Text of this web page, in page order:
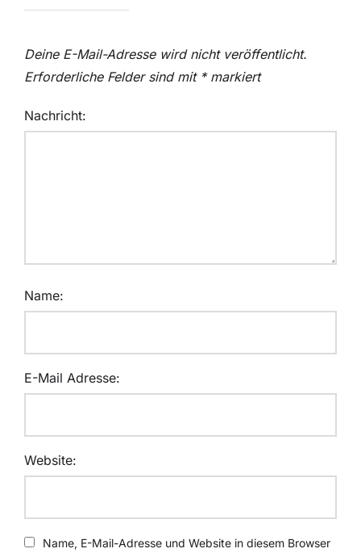
Deine E-Mail-Adresse wird nicht veröffentlicht.
Erforderliche Felder sind mit *markiert
Nachricht:
Name:
E-Mail Adresse:
Website:
Name, E-Mail-Adresse und Website in diesem Browser